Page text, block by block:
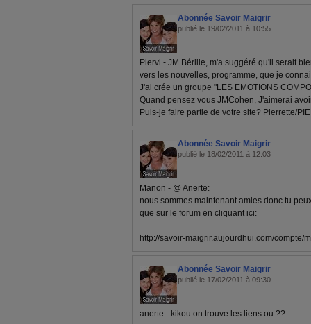
Abonnée Savoir Maigrir
publié le 19/02/2011 à 10:55
Piervi - JM Bérille, m'a suggéré qu'il serait
vers les nouvelles, programme, que je
J'ai crée un groupe "LES EMOTIONS
Quand pensez vous JMCohen, J'aimerai
Puis-je faire partie de votre site? Pierrette/
Abonnée Savoir Maigrir
publié le 18/02/2011 à 12:03
Manon - @ Anerte:
nous sommes maintenant amies donc tu
que sur le forum en cliquant ici:
http://savoir-maigrir.aujourdhui.com/compte/
Abonnée Savoir Maigrir
publié le 17/02/2011 à 09:30
anerte - kikou on trouve les liens ou ??